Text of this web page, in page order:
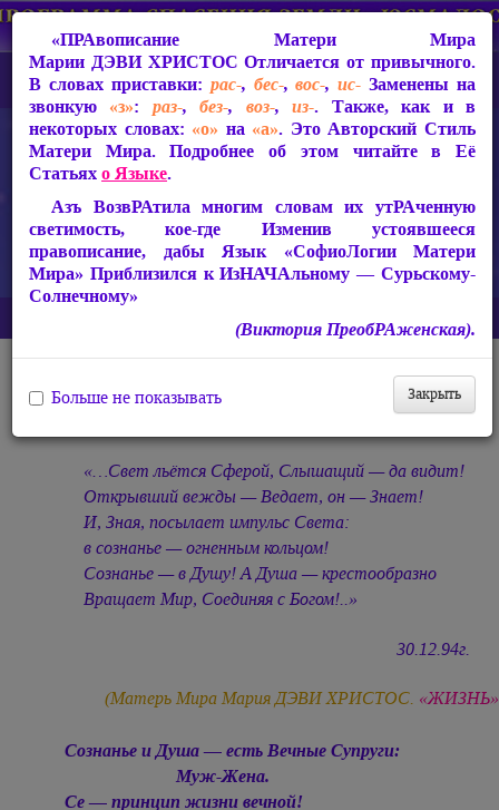
Публикации учеников Сознанье и Душа
Публикации учеников Матери Мира
Сознанье и Душа
«…Свет льётся Сферой, Слышащий — да видит!
Открывший вежды — Ведает, он — Знает!
И, Зная, посылает импульс Света:
в сознанье — огненным кольцом!
Сознанье — в Душу! А Душа — крестообразно
Вращает Мир, Соединяя с Богом!..»
30.12.94г.
(Матерь Мира Мария ДЭВИ ХРИСТОС. «ЖИЗНЬ»
Сознанье и Душа — есть Вечные Супруги:
Муж-Жена.
Се — принцип жизни вечной!
«ПРАвописание Матери Мира
Марии ДЭВИ ХРИСТОС Отличается от привычного.
В словах приставки: рас-, бес-,вос-,ис- Заменены на
звонкую «з»: раз-,без-, воз-,из-. Также, как и в
некоторых словах: «о» на «а». Это Авторский Стиль
Матери Мира. Подробнее об этом читайте в Её
Статьяхо Языке.
Азъ ВозвРАтила многим словам их утРАченную
светимость, кое-где Изменив устоявшееся
правописание, дабы Язык «СофиоЛогии Матери
Мира» Приблизился к ИзНАЧАльному — Сурьскому-
Солнечному»
(Виктория ПреобРАженская).
Закрыть
Больше не показывать